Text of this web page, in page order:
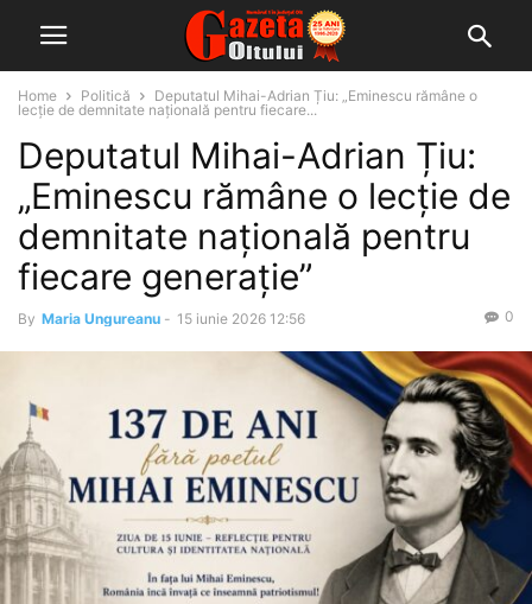
Home Politică
Deputatul Mihai-Adrian Țiu: „Eminescu rămâne o
lecție de demnitate națională pentru fiecare...
Deputatul Mihai-Adrian Țiu:
„Eminescu rămâne o lecție de
demnitate națională pentru
fiecare generație”
By Maria Ungureanu - 15 iunie 2026 12:56 0